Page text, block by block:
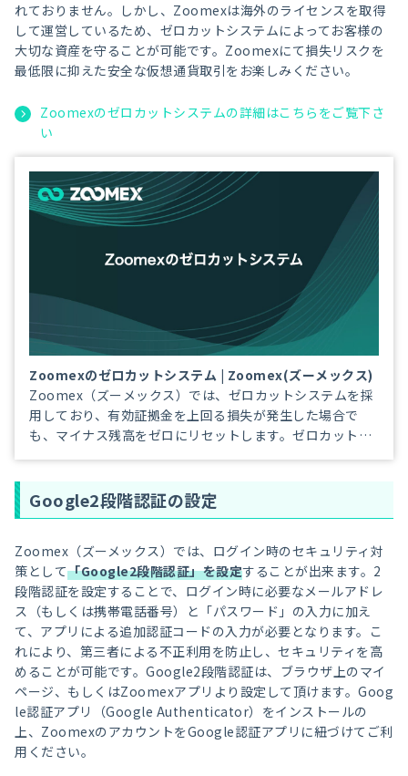
れておりません。しかし、Zoomexは海外のライセンスを取得
して運営しているため、ゼロカットシステムによってお客様の
大切な資産を守ることが可能です。Zoomexにて損失リスクを
最低限に抑えた安全な仮想通貨取引をお楽しみください。
Zoomexのゼロカットシステムの詳細はこちらをご覧下さ
い
Zoomexのゼロカットシステム | Zoomex(ズーメックス)
Zoomex（ズーメックス）では、ゼロカットシステムを採
用しており、有効証拠金を上回る損失が発生した場合で
も、マイナス残高をゼロにリセットします。ゼロカットシ
しみ下さい。
Google2段階認証の設定
Zoomex（ズーメックス）では、ログイン時のセキュリティ対
策として「Google2段階認証」を設定することが出来ます。2
段階認証を設定することで、ログイン時に必要なメールアドレ
ス（もしくは携帯電話番号）と「パスワード」の入力に加え
て、アプリによる追加認証コードの入力が必要となります。こ
れにより、第三者による不正利用を防止し、セキュリティを高
めることが可能です。Google2段階認証は、ブラウザ上のマイ
ページ、もしくはZoomexアプリより設定して頂けます。Goog
le認証アプリ（Google Authenticator）をインストールの
上、ZoomexのアカウントをGoogle認証アプリに紐づけてご利
用ください。